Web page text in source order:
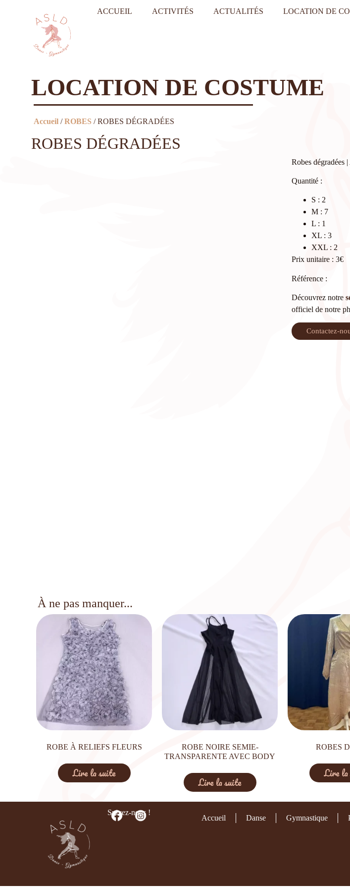
ACCUEIL ACTIVITÉS ACTUALITÉS LOCATION DE
LOCATION DE COSTUME
Accueil /ROBES / ROBES DÉGRADÉES
ROBES DÉGRADÉES
Robes
Quantité :
S : 2
M : 7
L : 1
XL : 3
XXL : 2
Prix unitaire : 3€
Référence :
Découvrez notre
officiel de notre
Contactez-
À ne pas manquer...
ROBE À RELIEFS FLEURS
Lire la suite
ROBE NOIRE SEMIE-
TRANSPARENTE AVEC BODY
Lire la suite
ROBES
Lire la
Suivez-nous !
Accueil Danse Gymnastique